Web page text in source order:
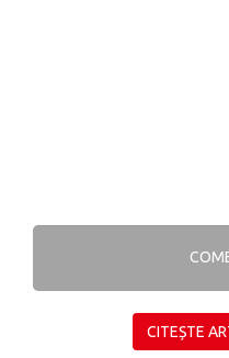
CITEȘTE